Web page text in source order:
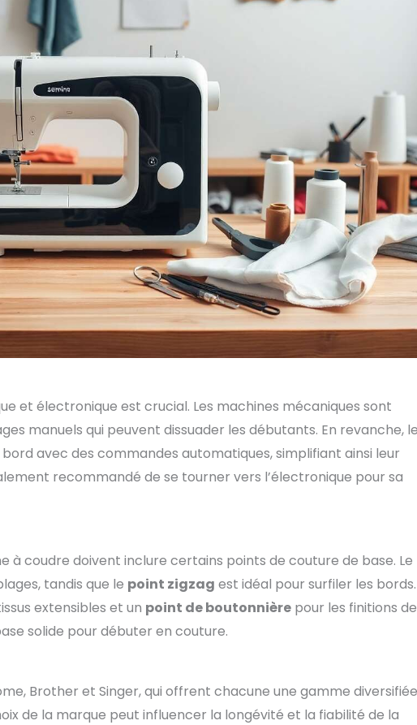
et électronique est crucial. Les machines mécaniques sont
manuels qui peuvent dissuader les débutants. En revanche,
avec des commandes automatiques, simplifiant ainsi leur
recommandé de se tourner vers l’électronique pour sa
à coudre doivent inclure certains points de couture de base. Le
tandis que le point zigzag est idéal pour surfiler les bords.
extensibles et un point de boutonnière pour les finitions de
solide pour débuter en couture.
Brother et Singer, qui offrent chacune une gamme diversifiée
de la marque peut influencer la longévité et la fiabilité de la